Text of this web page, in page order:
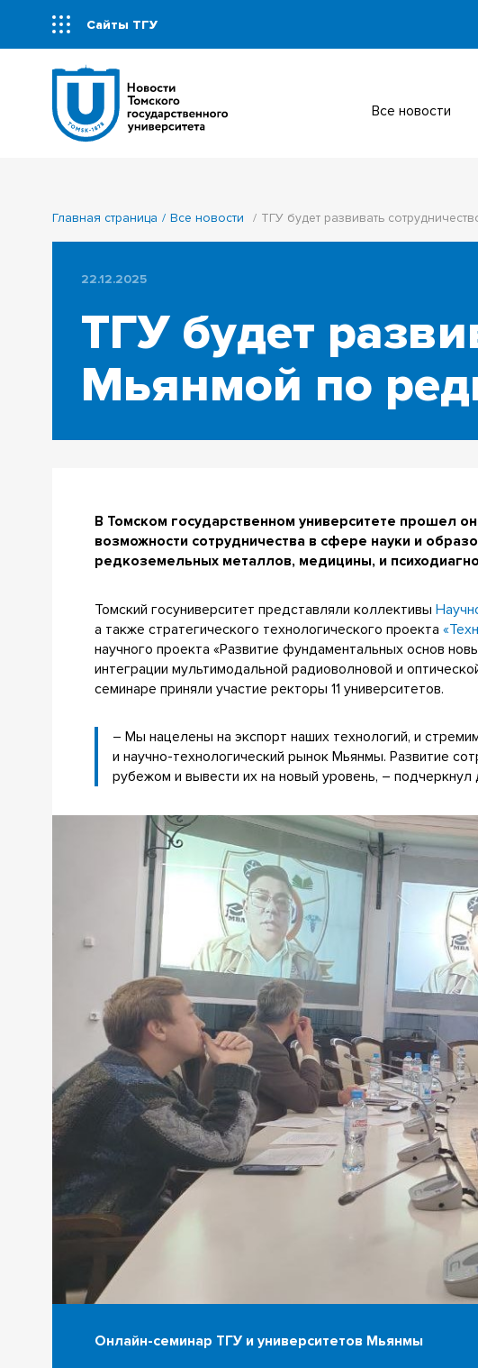
Сайты ТГУ
Все новости
Главная страница Все новости ТГУ будет развивать
22.12.2025
ТГУ будет
Мьянмой по
В Томском государственном университете прошел
возможности сотрудничества в сфере науки и
редкоземельных металлов, медицины, и
Томский госуниверситет представляли коллективы
а также стратегического технологического проекта
научного проекта «Развитие фундаментальных основ
интеграции мультимодальной радиоволновой и
семинаре приняли участие ректоры 11 университетов.
– Мы нацелены на экспорт наших технологий, и
и научно-технологический рынок Мьянмы. Развитие
рубежом и вывести их на новый уровень, –
Онлайн-семинар ТГУ и университетов Мьянмы